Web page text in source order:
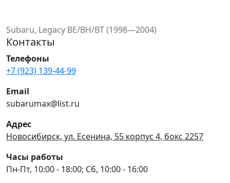
Subaru, Legacy BE/BH/BT (1998—2004)
Контакты
Телефоны
+7 (923) 139-44-99
Email
subarumax@list.ru
Адрес
Новосибирск, ул. Есенина, 55 корпус 4, бокс 2257
Часы работы
Пн-Пт, 10:00 - 18:00; Сб, 10:00 - 16:00